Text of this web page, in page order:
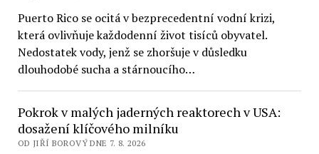
Puerto Rico se ocitá v bezprecedentní vodní krizi,
která ovlivňuje každodenní život tisíců obyvatel.
Nedostatek vody, jenž se zhoršuje v důsledku
dlouhodobé sucha a stárnoucího…
Pokrok v malých jaderných reaktorech v USA:
dosažení klíčového milníku
OD JIŘÍ BOROVÝ DNE 7. 8. 2026